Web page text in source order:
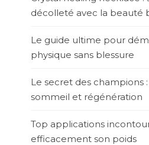
décolleté avec la beauté
Le guide ultime pour
physique sans blessure
Le secret des champions
sommeil et régénération
Top applications
efficacement son poids